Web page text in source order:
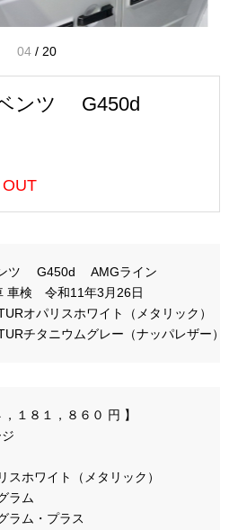
04 / 20
ンツ G450d
ツ 　G450d 　AMGライン
車検　令和11年3月26日
オパリスホワイト（メタリック）
チタニウムグレー（ナッパレザー）
１８１，８６０ 円 】
スホワイト（メタリック）
ラム
ラム・プラス